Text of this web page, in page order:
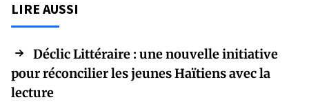
LIRE AUSSI
Déclic Littéraire : une nouvelle initiative
pour réconcilier les jeunes Haïtiens avec la
lecture